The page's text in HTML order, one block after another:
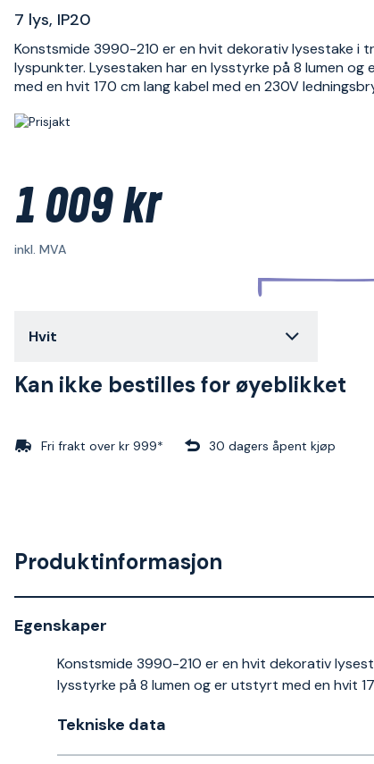
7 lys, IP20
Konstsmide 3990-210 er en hvit dekorativ lysestake i
lyspunkter. Lysestaken har en lysstyrke på 8 lumen og
med en hvit 170 cm lang kabel med en 230V
1 009 kr
inkl. MVA
Hvit
Kan ikke bestilles for øyeblikket
Fri frakt over kr 999* 30 dagers åpent kjøp
Produktinformasjon
Egenskaper
Konstsmide 3990-210 er en hvit dekorativ
lysstyrke på 8 lumen og er utstyrt med en hvit
Tekniske data​